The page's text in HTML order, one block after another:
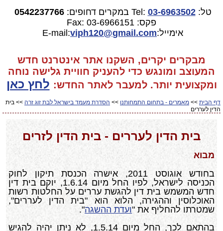
טל:03-6963502
Tel: במקרים דחופים:0542237766
פקס: 03-6966151
Fax:
אימייל:E-mail:
viph120@gmail.com
מבקרים יקרים, השקנו אתר אינטרנט חדש
המעוצב ומונגש כדי להעניק חוויית גלישה נוחה
ומקצועית יותר. למעבר לאתר החדש: לחץ כאן
דף הבית >> מאמרים - בתחום התמחותנו >> הסדרת מעמד בישראל לבת זוג זרה >> בית
הדין לעררים
בית הדין לעררים - בית הדין לזרים
מבוא
בחודש אוגוסט 2011, אישרה הכנסת תיקון לחוק
הכניסה לישראל, לפיו החל מיום 1.6.14, יוקם בית דין
חדש המשמש בית דין להגשת עררים על החלטות רשות
האוכלוסין וההגירה, הלוא הוא "בית הדין לעררים",
שמטרתו להחליף את "ועדת ההשגה".
בהתאם לכך, החל מיום 1.5.14, לא ניתן יהיה להגיש